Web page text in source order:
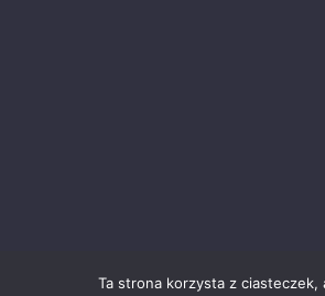
Ta strona korzysta z ciasteczek,